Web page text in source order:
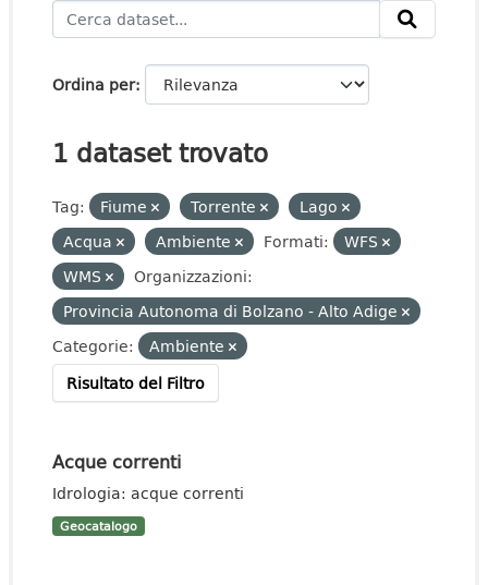
Ordina per
1 dataset trovato
Tag: Fiume Torrente
Lago
Acqua
Ambiente Formati:
WFS
WMS
Organizzazioni:
Provincia Autonoma di Bolzano - Alto Adige
Categorie:
Ambiente
Risultato del Filtro
Acque correnti
Idrologia: acque correnti
Geocatalogo